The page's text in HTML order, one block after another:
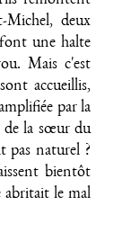
deux
une halte
Mais c'est
accueillis,
par la
de la sœur du
pas naturel ?
bientôt
abritait le mal